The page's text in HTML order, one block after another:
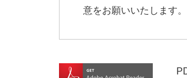
意をお願いいたします。